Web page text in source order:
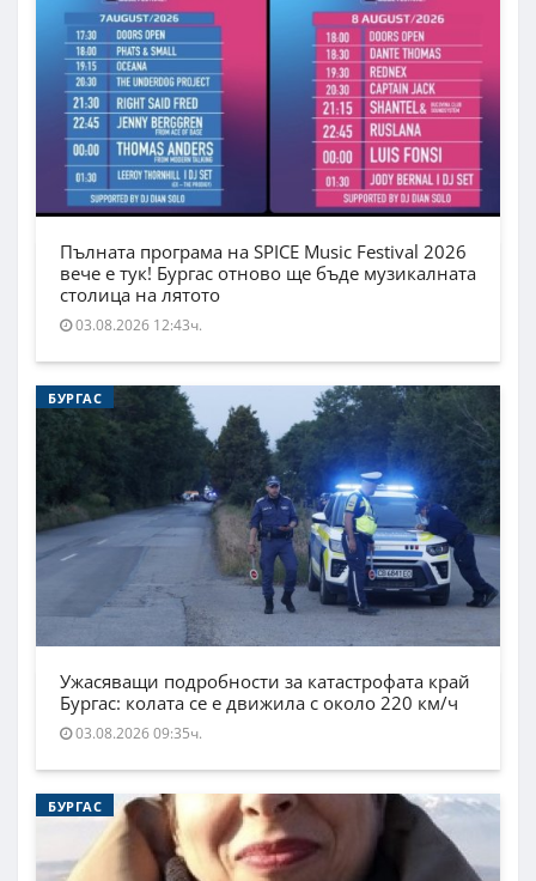
Пълната програма на SPICE Music Festival 2026
вече е тук! Бургас отново ще бъде музикалната
столица на лятото
03.08.2026 12:43ч.
БУРГАС
Ужасяващи подробности за катастрофата край
Бургас: колата се е движила с около 220 км/ч
03.08.2026 09:35ч.
БУРГАС